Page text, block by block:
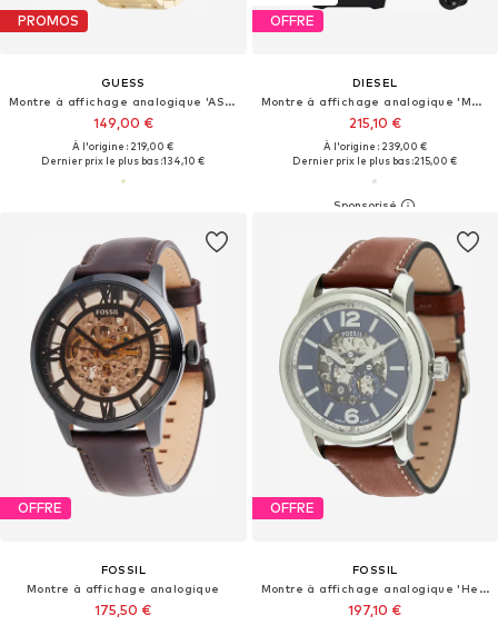
PROMOS
GUESS
Montre à affichage analogique 'ASSET'
149,00 €
À l'origine : 219,00 €
Dernier prix le plus bas :134,10 €
OFFRE
DIESEL
Montre à affichage analogique 'MASTER CHIEF'
215,10 €
À l'origine : 239,00 €
Dernier prix le plus bas :215,00 €
OFFRE
FOSSIL
Montre à affichage analogique
175,50 €
OFFRE
FOSSIL
Montre à affichage analogique 'Heritage'
197,10 €